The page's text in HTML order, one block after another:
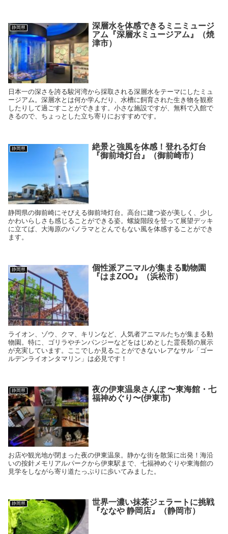
静岡県
深層水を体感できるミニミュージ
アム『深層水ミュージアム』（焼
津市）
日本一の深さを誇る駿河湾から採取される深層水をテーマにしたミュ
ージアム。深層水とは何か学んだり、水槽に飼育された生き物を観察
したりして過ごすことができます。小さな施設ですが、無料で入館で
きるので、ちょっとした立ち寄りにおすすめです。
静岡県
絶景と強風を体感！登れる灯台
『御前埼灯台』（御前崎市）
静岡県の御前崎にそびえる御前埼灯台。高台に建つ姿が美しく、少し
かわいらしさも感じることができる姿。螺旋階段を登って展望デッキ
に立てば、大海原のパノラマととんでもない風を体感することができ
ます。
静岡県
個性派アニマルが集まる動物園
『はまZOO』（浜松市）
ライオン、ゾウ、クマ、キリンなど、人気者アニマルたちが集まる動
物園。特に、ゴリラやチンパンジーなどをはじめとした霊長類の展示
が充実しています。ここでしか見ることができないレアなサル「ゴー
ルデンライオンタマリン」は必見です！
静岡県
夜の伊東温泉さんぽ 〜東海館・七
福神めぐり〜(伊東市)
お店や観光地が閉まった夜の伊東温泉。静かな街を散策に出発！海沿
いの按針メモリアルパークから伊東駅まで、七福神めぐりや東海館の
見学をしながら寄り道たっぷりに歩いてみました。
静岡県
世界一濃い抹茶ジェラートに挑戦
『ななや 静岡店』（静岡市）